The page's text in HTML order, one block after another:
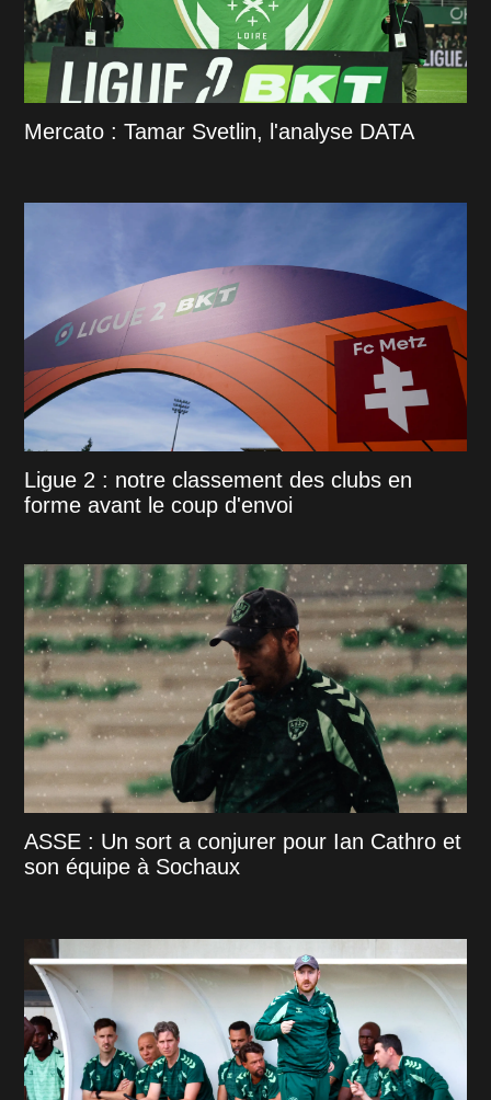
Mercato : Tamar Svetlin, l'analyse DATA
Ligue 2 : notre classement des clubs en
forme avant le coup d'envoi
ASSE : Un sort a conjurer pour Ian Cathro et
son équipe à Sochaux